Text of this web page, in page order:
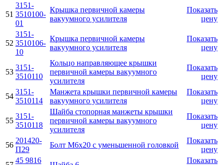
51
3151-
3510100-
01
Крышка первичной камеры
вакуумного усилителя
Показать
цену
52
3151-
3510106-
10
Крышка первичной камеры
вакуумного усилителя
Показать
цену
53
3151-
3510110
Кольцо направляющее крышки
первичной камеры вакуумного
усилителя
Показать
цену
54
3151-
3510114
Манжета крышки первичной камеры
вакуумного усилителя
Показать
цену
55
3151-
3510118
Шайба стопорная манжеты крышки
первичной камеры вакуумного
усилителя
Показать
цену
56
201420-
П29
Болт М6х20 с уменьшенной головкой
Показать
цену
45 9816
Показать